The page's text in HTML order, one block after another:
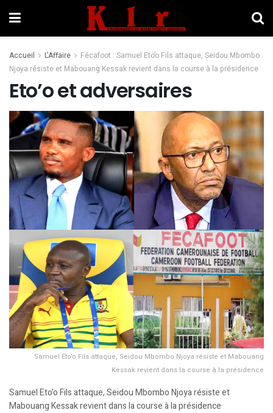
Accueil L'Affaire
Fécafoot : Samuel Eto’o Fils attaque, Seidou Mbombo
Njoya résiste et Mabouang Kessak revient dans la course à la présidence
Eto’o et adversaires
Samuel Eto’o Fils attaque, Seidou Mbombo Njoya résiste et Mabouang
Kessak revient dans la course à la présidence
Samuel Eto’o Fils attaque, Seidou Mbombo Njoya résiste et
Mabouang Kessak revient dans la course à la présidence